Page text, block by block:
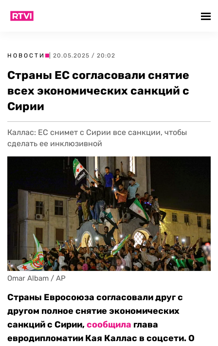
НОВОСТИ | 20.05.2025 / 20:02
Страны ЕС согласовали снятие
всех экономических санкций с
Сирии
Каллас: ЕС снимет с Сирии все санкции, чтобы
сделать ее инклюзивной
Omar Albam / AP
Страны Евросоюза согласовали друг с
другом полное снятие экономических
санкций с Сирии,сообщила глава
евродипломатии Кая Каллас в соцсети. О